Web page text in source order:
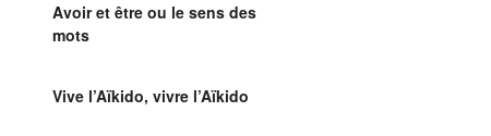
Avoir et être ou le sens des
mots
Vive l’Aïkido, vivre l’Aïkido